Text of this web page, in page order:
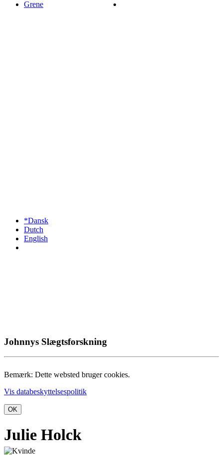
Grene
*Dansk
Dutch
English
Johnnys Slægtsforskning
Bemærk: Dette websted bruger cookies.
Vis databeskyttelsespolitik
OK
Julie Holck